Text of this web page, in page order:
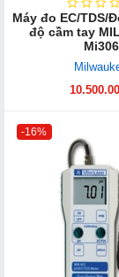
Máy đo EC/TDS/
độ cầm tay
Mi306
-16%